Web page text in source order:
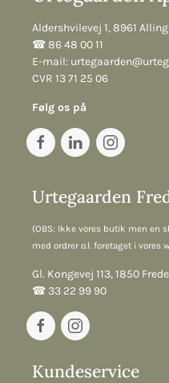
Aldershvilevej 1, 8961
☎︎ 86 48 00 11
E-mail:
CVR 13 71 25 06
Følg os på
Urtegaarden
(OBS: Ikke vores butik men en
med ordrer o.l. foretaget i vores
Gl. Kongevej 113, 1850
☎︎ 33 22 99 90
Kundeservice